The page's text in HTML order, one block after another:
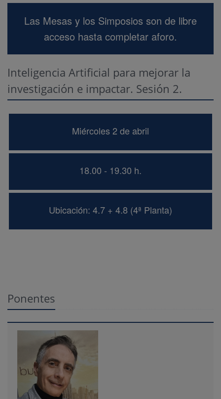
Las Mesas y los Simposios son de libre
acceso hasta completar aforo.
Inteligencia Artificial para mejorar la
investigación e impactar. Sesión 2.
Miércoles 2 de abril
18.00 - 19.30 h.
Ubicación: 4.7 + 4.8 (4ª Planta)
Ponentes